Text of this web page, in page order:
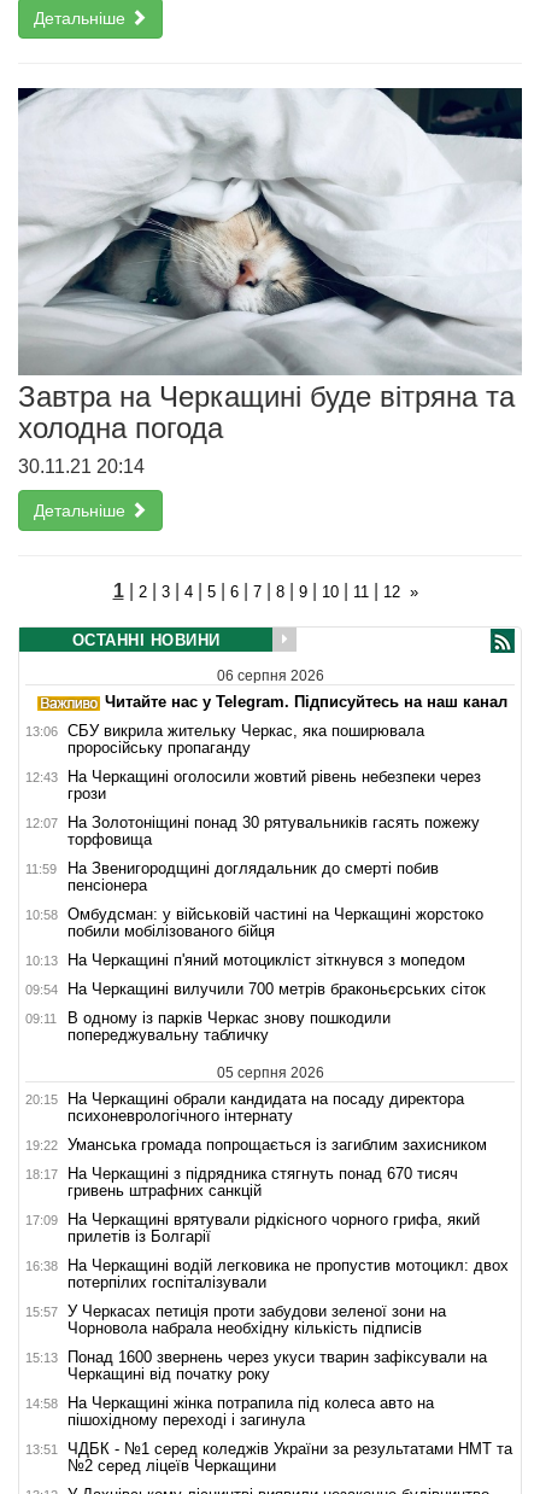
Детальніше
Завтра на Черкащині буде вітряна та
холодна погода
30.11.21 20:14
Детальніше
1| 2| 3| 4| 5| 6| 7| 8| 9| 10| 11 12 »
ОСТАННІ НОВИНИ
06 серпня 2026
Читайте нас у Telegram. Підписуйтесь на наш канал
13:06
СБУ викрила жительку Черкас, яка поширювала
проросійську пропаганду
12:43
На Черкащині оголосили жовтий рівень небезпеки через
грози
12:07
На Золотоніщині понад 30 рятувальників гасять пожежу
торфовища
11:59
На Звенигородщині доглядальник до смерті побив
пенсіонера
10:58
Омбудсман: у військовій частині на Черкащині жорстоко
побили мобілізованого бійця
10:13 На Черкащині п'яний мотоцикліст зіткнувся з мопедом
09:54 На Черкащині вилучили 700 метрів браконьєрських сіток
09:11
В одному із парків Черкас знову пошкодили
попереджувальну табличку
05 серпня 2026
20:15
На Черкащині обрали кандидата на посаду директора
психоневрологічного інтернату
19:22 Уманська громада попрощається із загиблим захисником
18:17
На Черкащині з підрядника стягнуть понад 670 тисяч
гривень штрафних санкцій
17:09
На Черкащині врятували рідкісного чорного грифа, який
прилетів із Болгарії
16:38
На Черкащині водій легковика не пропустив мотоцикл: двох
потерпілих госпіталізували
15:57
У Черкасах петиція проти забудови зеленої зони на
Чорновола набрала необхідну кількість підписів
15:13
Понад 1600 звернень через укуси тварин зафіксували на
Черкащині від початку року
14:58
На Черкащині жінка потрапила під колеса авто на
пішохідному переході і загинула
13:51
ЧДБК - №1 серед коледжів України за результатами НМТ та
№2 серед ліцеїв Черкащини